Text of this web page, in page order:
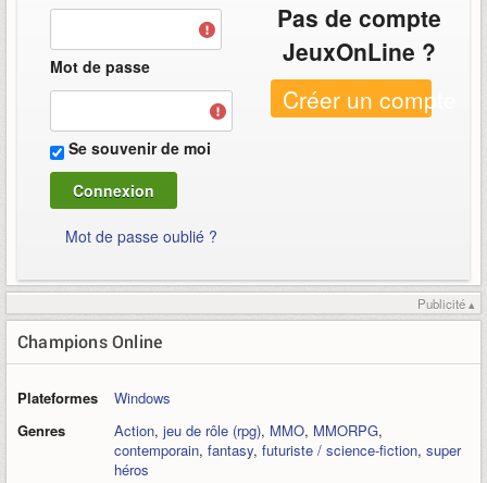
Mot de passe
Se souvenir de moi
Mot de passe oublié ?
Pas de compte
JeuxOnLine ?
Créer un compte
Publicité ▴
Champions Online
Plateformes
Windows
Genres
Action, jeu de rôle (rpg), MMO, MMORPG,
contemporain, fantasy, futuriste / science-fiction, super
héros